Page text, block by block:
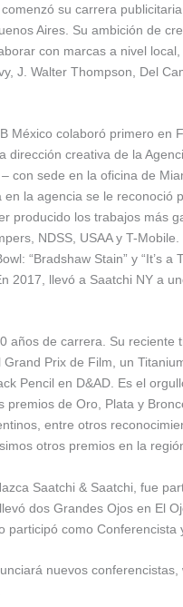
su carrera
Aires. Su ambición de
con marcas a nivel
J. Walter Thompson, Del
México colaboró primero en
creativa de la
con sede en la oficina de
la agencia se le reconoció
producido los trabajos más
NDSS, USAA y T-
“Bradshaw Stain” y “It’s a
2017, llevó a Saatchi NY a
de carrera. Su reciente
Prix de Film, un
Pencil en D&AD. Es el
de Oro, Plata y
entre otros
otros premios en la
Saatchi & Saatchi, fue
dos Grandes Ojos en El
como Conferencista
nuevos